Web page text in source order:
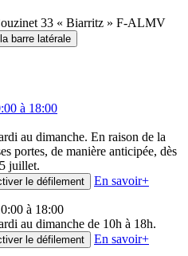
33 « Biarritz » F-ALMV
barre latérale
à 18:00
au dimanche. En raison de la
portes, de manière anticipée, dès
juillet.
le défilement En savoir+
à 18:00
au dimanche de 10h à 18h.
le défilement En savoir+